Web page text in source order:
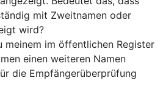
mit Zweitnamen oder
wird?
meinem im öffentlichen Register
einen weiteren Namen
die Empfängerüberprüfung